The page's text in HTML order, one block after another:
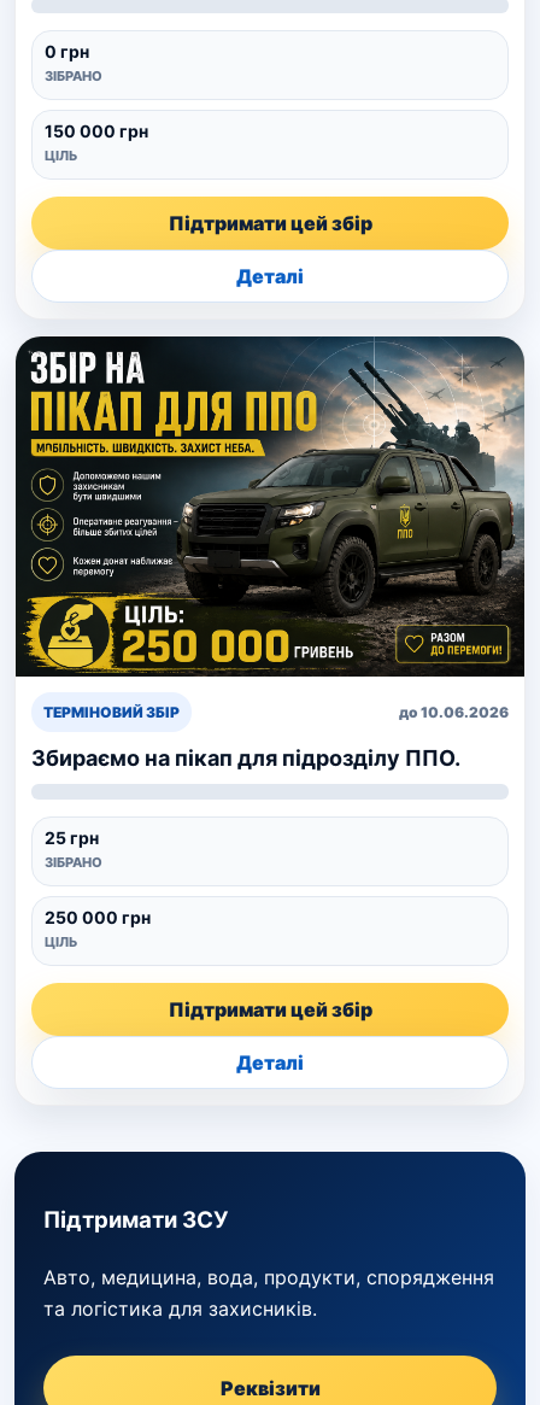
0 грн
ЗІБРАНО
150 000 грн
ЦІЛЬ
Підтримати цей збір
Деталі
ТЕРМІНОВИЙ ЗБІР до 10.06.2026
Збираємо на пікап для підрозділу ППО.
25 грн
ЗІБРАНО
250 000 грн
ЦІЛЬ
Підтримати цей збір
Деталі
Підтримати ЗСУ
Авто, медицина, вода, продукти, спорядження
та логістика для захисників.
Реквізити